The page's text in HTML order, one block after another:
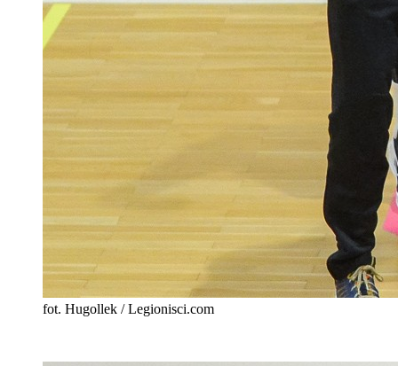
fot. Hugollek / Legionisci.com